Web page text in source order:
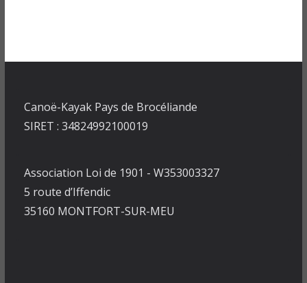
Canoë-Kayak Pays de Brocéliande
SIRET : 34824992100019
Association Loi de 1901 - W353003327
5 route d’Iffendic
35160 MONTFORT-SUR-MEU